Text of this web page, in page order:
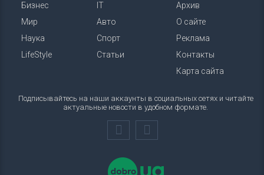
Бизнес
Мир
Наука
LifeStyle
IT
Авто
Спорт
Статьи
Архив
О сайте
Реклама
Контакты
Карта сайта
Подписывайтесь на наши аккаунты в социальных сетях и читайте
актуальные новости в удобном формате.